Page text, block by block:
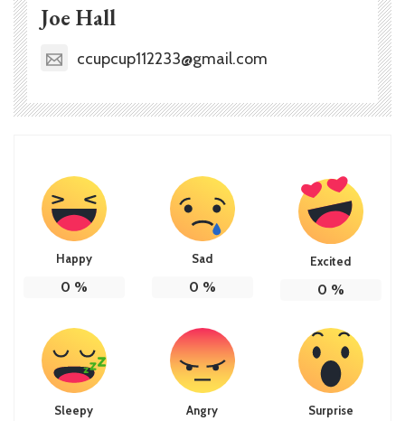
Joe Hall
ccupcup112233@gmail.com
Happy
0 %
Sad
0 %
Excited
0 %
Sleepy Angry Surprise